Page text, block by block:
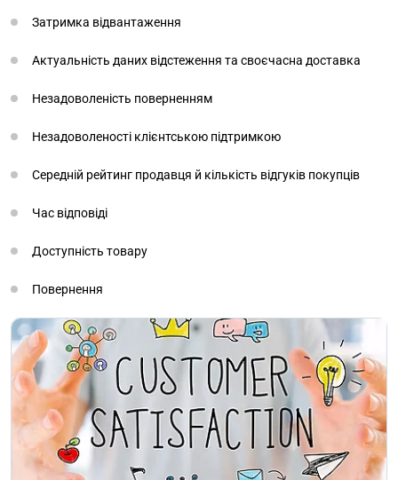
Затримка відвантаження
Актуальність даних відстеження та своєчасна доставка
Незадоволеність поверненням
Незадоволеності клієнтською підтримкою
Середній рейтинг продавця й кількість відгуків покупців
Час відповіді
Доступність товару
Повернення